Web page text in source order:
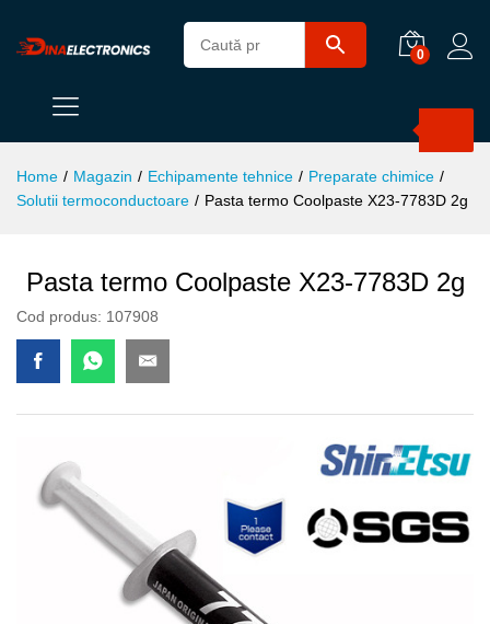
0
Home / Magazin / Echipamente tehnice / Preparate chimice /
Solutii termoconductoare / Pasta termo Coolpaste X23-7783D 2g
Pasta termo Coolpaste X23-7783D 2g
Cod produs: 107908